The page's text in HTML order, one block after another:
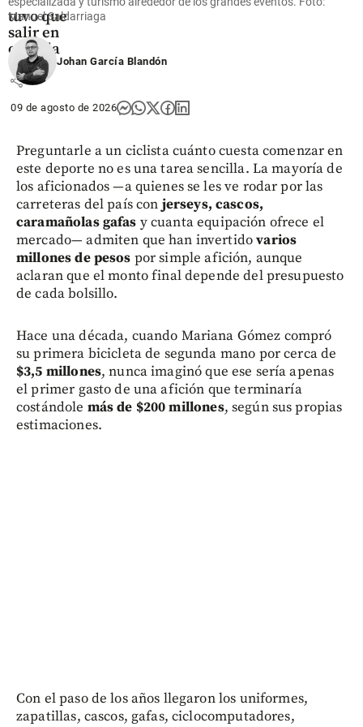
tuvo que
salir en
camilla
share
Manuel Saldarriaga
Johan García Blandón
09 de agosto de 2026
Preguntarle a un ciclista cuánto cuesta comenzar en
este deporte no es una tarea sencilla. La mayoría de
los aficionados —a quienes se les ve rodar por las
carreteras del país con jerseys, cascos,
caramañolas gafas y cuanta equipación ofrece el
mercado— admiten que han invertidovarios
millones de pesos por simple afición, aunque
aclaran que el monto final depende del presupuesto
de cada bolsillo.
Hace una década, cuando Mariana Gómez compró
su primera bicicleta de segunda mano por cerca de
$3,5 millones, nunca imaginó que ese sería apenas
el primer gasto de una afición que terminaría
costándole más de $200 millones, según sus propias
estimaciones.
Con el paso de los años llegaron los uniformes,
zapatillas, cascos, gafas, ciclocomputadores,